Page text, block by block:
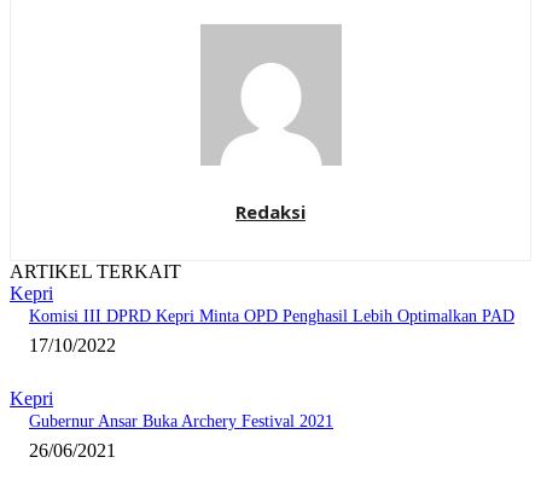
Redaksi
ARTIKEL TERKAIT
Kepri
Komisi III DPRD Kepri Minta OPD Penghasil Lebih Optimalkan PAD
17/10/2022
Kepri
Gubernur Ansar Buka Archery Festival 2021
26/06/2021